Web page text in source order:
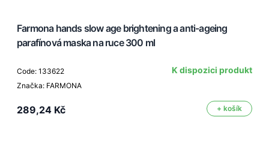
Farmona hands slow age brightening a anti-ageing
parafínová maska na ruce 300 ml
Code: 133622
Značka: FARMONA
K dispozici produkt
289,24 Kč + košík